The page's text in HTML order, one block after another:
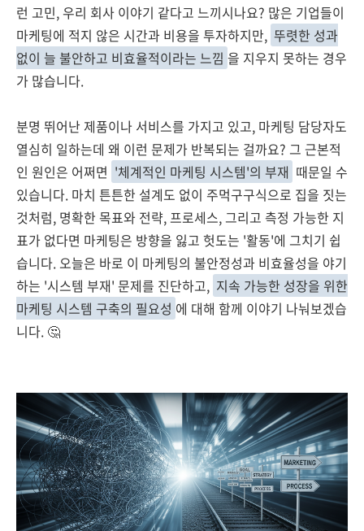
런 고민, 우리 회사 이야기 같다고 느끼시나요? 많은 기업들이
마케팅에 적지 않은 시간과 비용을 투자하지만, 뚜렷한 성과
없이 늘 불안하고 비효율적이라는 느낌 을 지우지 못하는 경우
가 많습니다.
분명 뛰어난 제품이나 서비스를 가지고 있고, 마케팅 담당자도
열심히 일하는데 왜 이런 문제가 반복되는 걸까요? 그 근본적
인 원인은 어쩌면 '체계적인 마케팅 시스템'의 부재 때문일 수
있습니다. 마치 튼튼한 설계도 없이 주먹구구식으로 집을 짓는
것처럼, 명확한 목표와 전략, 프로세스, 그리고 측정 가능한 지
표가 없다면 마케팅은 방향을 잃고 헛도는 '활동'에 그치기 쉽
습니다. 오늘은 바로 이 마케팅의 불안정성과 비효율성을 야기
하는 '시스템 부재' 문제를 진단하고, 지속 가능한 성장을 위한
마케팅 시스템 구축의 필요성 에 대해 함께 이야기 나눠보겠습
니다. 🤔